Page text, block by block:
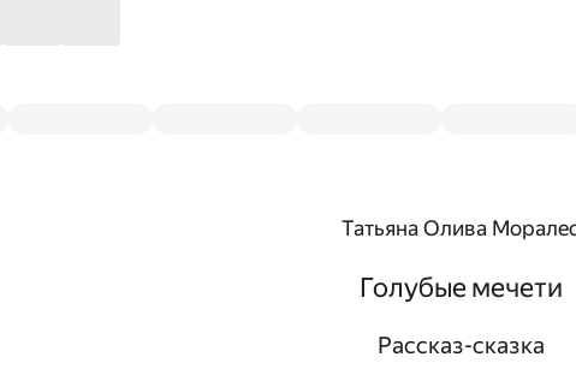
Татьяна Олива
Голубые мечети
Рассказ-сказка